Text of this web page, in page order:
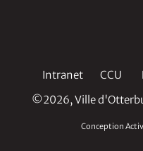
Intranet CCU
©2026, Ville
Conception